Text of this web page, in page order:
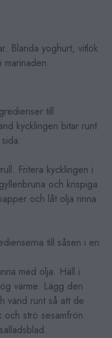
Blanda yoghurt, vitlök
till
kycklingen bitar runt
Fritera kycklingen i
och krispiga
och låt olja rinna
till såsen i en
med olja. Häll i
värme. Lägg den
vänd runt så att de
och strö sesamfrön